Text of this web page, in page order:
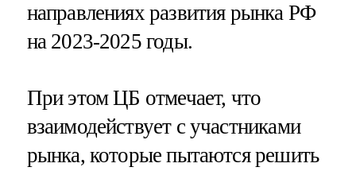
направлениях развития рынка РФ
на 2023-2025 годы.
При этом ЦБ отмечает, что
взаимодействует с участниками
рынка, которые пытаются решить